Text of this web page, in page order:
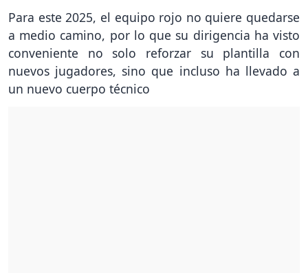
Para este 2025, el equipo rojo no quiere quedarse
a medio camino, por lo que su dirigencia ha visto
conveniente no solo reforzar su plantilla con
nuevos jugadores, sino que incluso ha llevado a
un nuevo cuerpo técnico